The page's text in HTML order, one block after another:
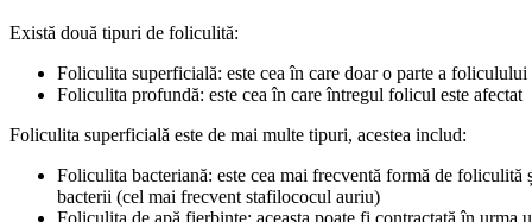
Există două tipuri de foliculită:
Foliculita superficială: este cea în care doar o parte a foliculului
Foliculita profundă: este cea în care întregul folicul este afectat
Foliculita superficială este de mai multe tipuri, acestea includ:
Foliculita bacteriană: este cea mai frecventă formă de
bacterii (cel mai frecvent stafilococul auriu)